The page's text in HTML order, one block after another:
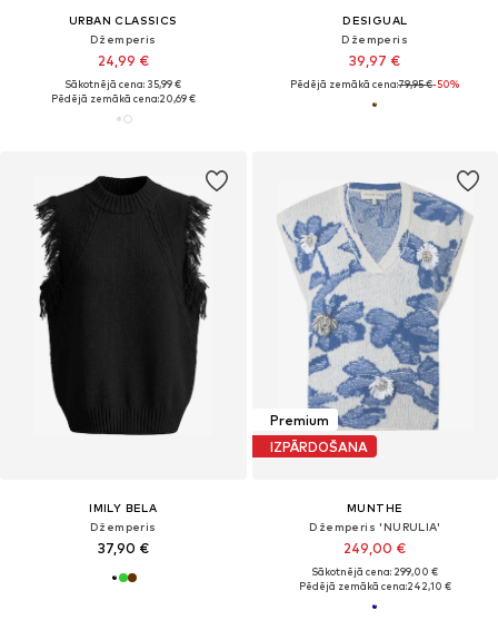
URBAN CLASSICS
Džemperis
24,99 €
Sākotnējā cena: 35,99 €
Pēdējā zemākā cena:20,69 €
DESIGUAL
Džemperis
39,97 €
Pēdējā zemākā cena:79,95 €-50%
IMILY BELA
Džemperis
37,90 €
Premium
IZPĀRDOŠANA
MUNTHE
Džemperis 'NURULIA'
249,00 €
Sākotnējā cena: 299,00 €
Pēdējā zemākā cena:242,10 €